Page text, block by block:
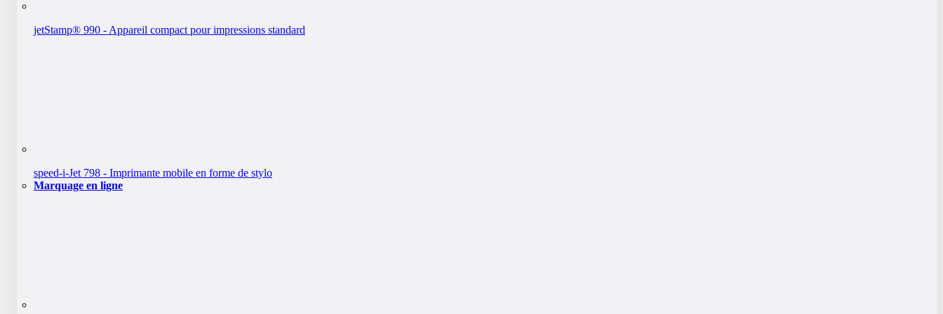
jetStamp® 990 - Appareil compact pour impressions standard
speed-i-Jet 798 - Imprimante mobile en forme de stylo
Marquage en ligne